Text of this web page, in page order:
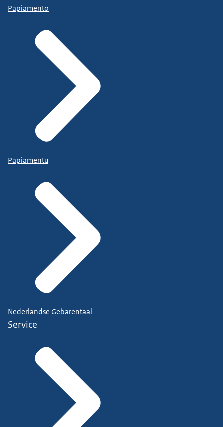
Papiamento
Papiamentu
Nederlandse Gebarentaal
Service